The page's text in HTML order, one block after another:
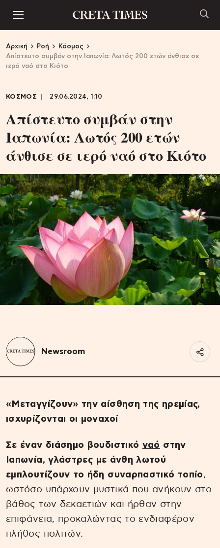
Αρχική Ροή
Κόσμος
Απίστευτο συμβάν στην Ιαπωνία: Λωτός 200 ετών άνθισε σε
ιερό ναό στο Κιότο
ΚΟΣΜΟΣ 29.06.2024, 1:10
Απίστευτο συμβάν στην
Ιαπωνία: Λωτός 200 ετών
άνθισε σε ιερό ναό στο Κιότο
Newsroom
«Mεταγγίζουν» την αίσθηση της ηρεμίας,
ισχυρίζονται οι μοναχοί
Σε έναν διάσημο βουδιστικό ναό στην
Ιαπωνία, γλάστρες με άνθη λωτού
εμπλουτίζουν το ήδη συναρπαστικό τοπίο,
ωστόσο υπάρχουν μυστικά που ανήκουν στο
βάθος των δεκαετιών και ήρθαν στην
επιφάνεια, προκαλώντας το ενδιαφέρον
πλήθος πολιτών.